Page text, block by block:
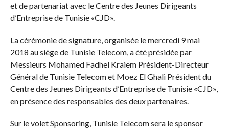
et de partenariat avec le Centre des Jeunes Dirigeants
d’Entreprise de Tunisie «CJD».
La cérémonie de signature, organisée le mercredi 9 mai
2018 au siège de Tunisie Telecom, a été présidée par
Messieurs Mohamed Fadhel Kraiem Président-Directeur
Général de Tunisie Telecom et Moez El Ghali Président du
Centre des Jeunes Dirigeants d’Entreprise de Tunisie «CJD»,
en présence des responsables des deux partenaires.
Sur le volet Sponsoring, Tunisie Telecom sera le sponsor